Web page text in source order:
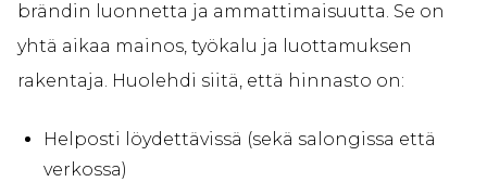
brändin luonnetta ja ammattimaisuutta. Se on
yhtä aikaa mainos, työkalu ja luottamuksen
rakentaja. Huolehdi siitä, että hinnasto on:
Helposti löydettävissä (sekä salongissa että
verkossa)